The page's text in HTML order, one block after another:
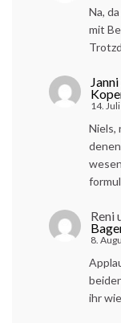
Na,
mit
Janni
14.
Niels,
Reni
8.
ihr